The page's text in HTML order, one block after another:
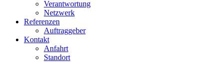
Verantwortung
Netzwerk
Referenzen
Auftraggeber
Kontakt
Anfahrt
Standort